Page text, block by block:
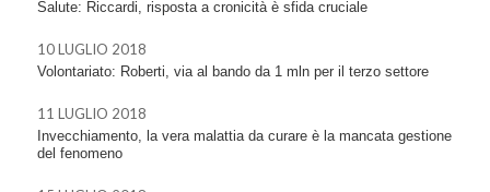
Salute: Riccardi, risposta a cronicità è sfida cruciale
10 LUGLIO 2018
Volontariato: Roberti, via al bando da 1 mln per il terzo settore
11 LUGLIO 2018
Invecchiamento, la vera malattia da curare è la mancata gestione
del fenomeno